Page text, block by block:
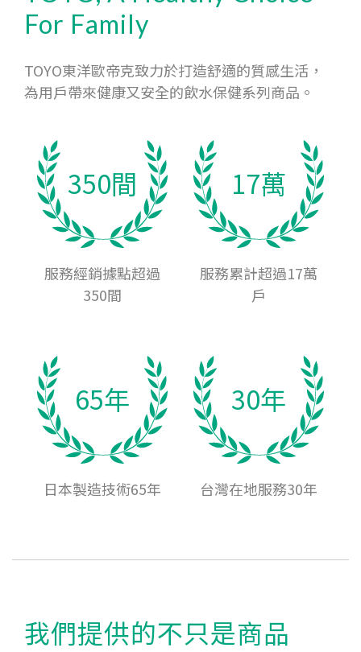
For Family
TOYO東洋歐帝克致力於打造舒適的質感生活，
為用戶帶來健康又安全的飲水保健系列商品。
350間
服務經銷據點超過
350間
17萬
服務累計超過17萬
戶
65年
日本製造技術65年
30年
台灣在地服務30年
我們提供的不只是商品